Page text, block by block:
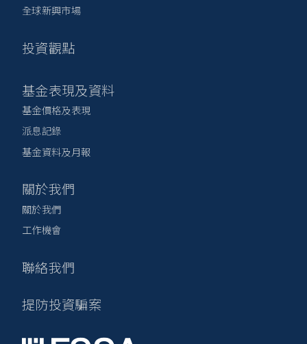
全球新興市場
投資觀點
基金表現及資料
基金價格及表現
派息記錄
基金資料及月報
關於我們
關於我們
工作機會
聯絡我們
提防投資騙案